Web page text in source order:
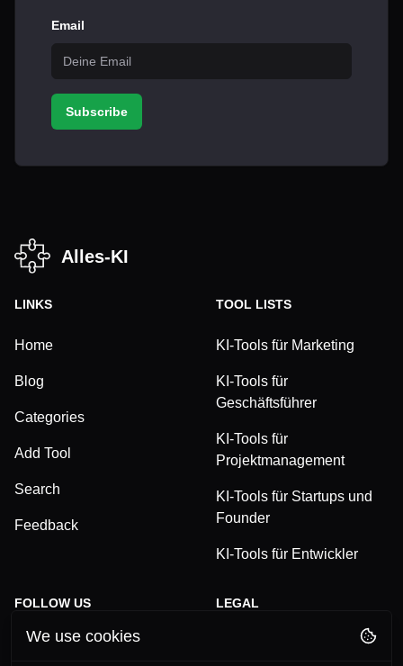
Email
Subscribe
Alles-KI
LINKS
Home
Blog
Categories
Add Tool
Search
Feedback
TOOL LISTS
KI-Tools für Marketing
KI-Tools für
Geschäftsführer
KI-Tools für
Projektmanagement
KI-Tools für Startups und
Founder
KI-Tools für Entwickler
FOLLOW US
TikTok
LEGAL
We use cookies